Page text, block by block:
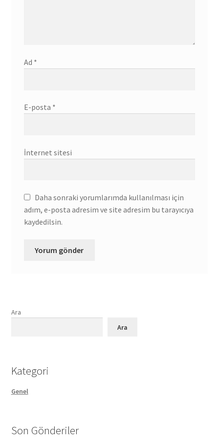
Ad *
E-posta *
İnternet sitesi
Daha sonraki yorumlarımda kullanılması için
adım, e-posta adresim ve site adresim bu tarayıcıya
kaydedilsin.
Ara
Ara
Kategori
Genel
Son Gönderiler